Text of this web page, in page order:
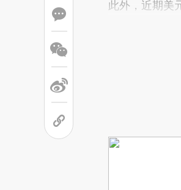
此外，近期美